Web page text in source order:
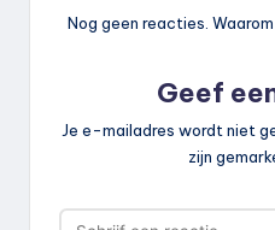
Nog geen reacties.
Geef
Je e-mailadres wordt niet
zijn